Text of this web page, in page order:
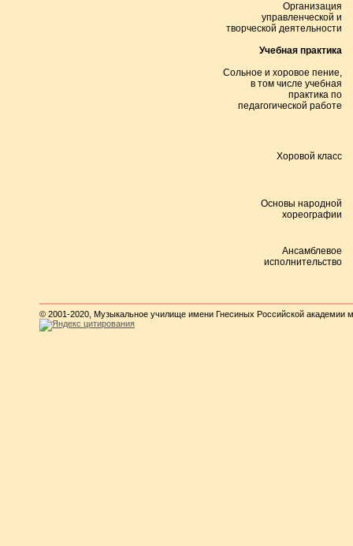
Организация
управленческой и
творческой деятельности
Учебная практика
Сольное и хоровое пение,
в том числе учебная
практика по
педагогической работе
Хоровой класс
Основы народной
хореографии
Ансамблевое
исполнительство
© 2001-2020, Музыкальное училище имени Гнесиных Российской